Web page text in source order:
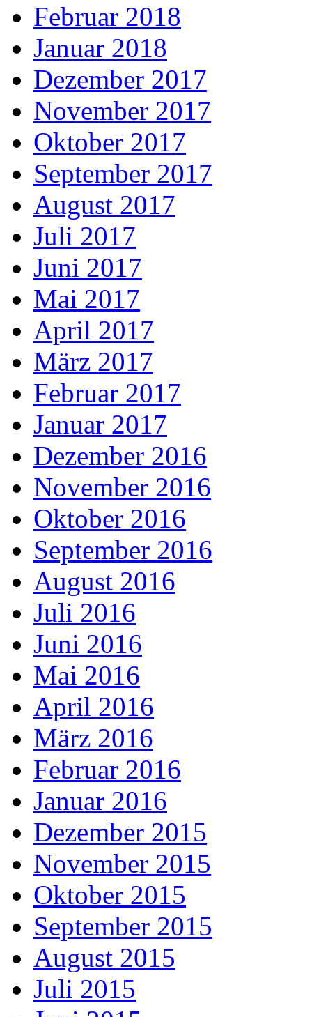
Februar 2018
Januar 2018
Dezember 2017
November 2017
Oktober 2017
September 2017
August 2017
Juli 2017
Juni 2017
Mai 2017
April 2017
März 2017
Februar 2017
Januar 2017
Dezember 2016
November 2016
Oktober 2016
September 2016
August 2016
Juli 2016
Juni 2016
Mai 2016
April 2016
März 2016
Februar 2016
Januar 2016
Dezember 2015
November 2015
Oktober 2015
September 2015
August 2015
Juli 2015